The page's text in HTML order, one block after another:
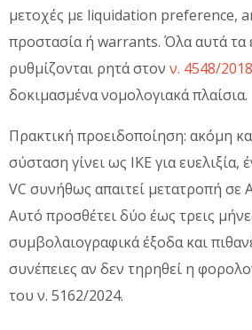
μετοχές με liquidation preference,
προστασία ή warrants. Όλα αυτά τα
ρυθμίζονται ρητά στον ν. 4548/2018
δοκιμασμένα νομολογιακά πλαίσια.
Πρακτική προειδοποίηση: ακόμη
σύσταση γίνει ως ΙΚΕ για
VC συνήθως απαιτεί μετατροπή σε
Αυτό προσθέτει δύο έως τρεις
συμβολαιογραφικά έξοδα και
συνέπειες αν δεν τηρηθεί η
του ν. 5162/2024.